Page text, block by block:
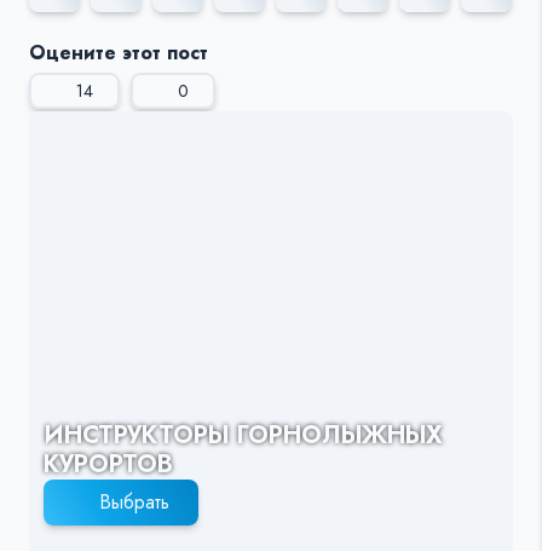
Оцените этот пост
14 0
ИНСТРУКТОРЫ ГОРНОЛЫЖНЫХ
КУРОРТОВ
Выбрать